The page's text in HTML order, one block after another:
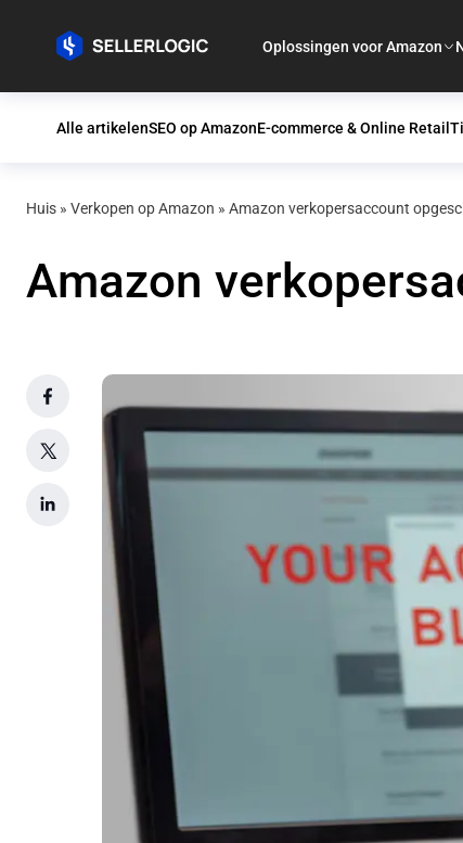
Oplossingen voor Amazon
Alle artikelenSEO op AmazonE-commerce & Online Retail
Huis » Verkopen op Amazon » Amazon verkopersaccount
Amazon